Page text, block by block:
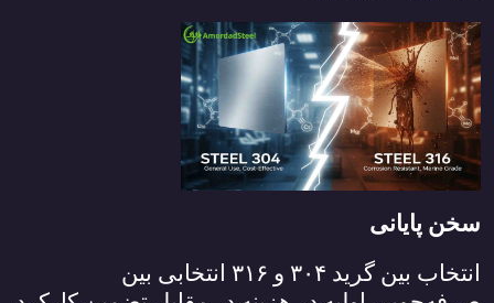
سخن پایانی
انتخاب بین گرید ۳۰۴ و ۳۱۶ انتخابی بین